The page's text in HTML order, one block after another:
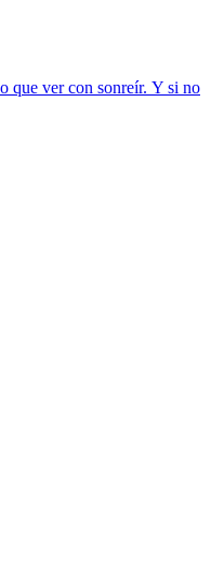
que ver con sonreír. Y si no